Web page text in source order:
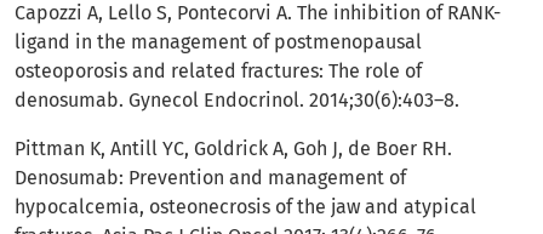
Capozzi A, Lello S, Pontecorvi A. The inhibition of RANK-
ligand in the management of postmenopausal
osteoporosis and related fractures: The role of
denosumab. Gynecol Endocrinol. 2014;30(6):403–8.
Pittman K, Antill YC, Goldrick A, Goh J, de Boer RH.
Denosumab: Prevention and management of
hypocalcemia, osteonecrosis of the jaw and atypical